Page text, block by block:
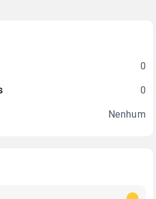
0
0
Nenhum